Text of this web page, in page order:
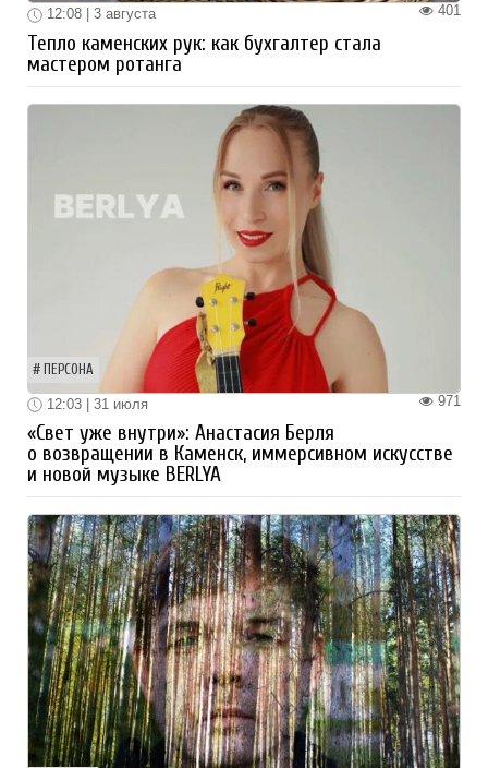
401
12:08 | 3 августа
Тепло каменских рук: как бухгалтер стала
мастером ротанга
ПЕРСОНА
971
12:03 | 31 июля
«Свет уже внутри»: Анастасия Берля
о возвращении в Каменск, иммерсивном искусстве
и новой музыке BERLYA